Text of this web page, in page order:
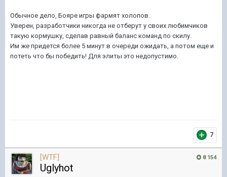
Обычное дело, Бояре игры фармят холопов.
Уверен, разработчики никогда не отберут у своих любимчиков
такую кормушку, сделав равный баланс команд по скилу.
Им же придется более 5 минут в очереди ожидать, а потом еще и
потеть что бы победить! Для элиты это недопустимо.
7
8 154
[WTF]
Uglyhot